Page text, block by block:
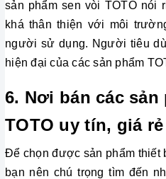
sản phẩm sen vòi TOTO nói
khá thân thiện với môi
người sử dụng. Người tiêu
hiện đại của các sản phẩm
6. Nơi bán các sản
TOTO uy tín, giá rẻ
Để chọn được sản phẩm thiết
bạn nên chú trọng tìm đến